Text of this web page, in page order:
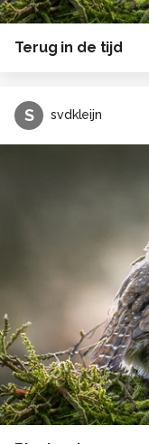
Terug in de tijd
S svdkleijn